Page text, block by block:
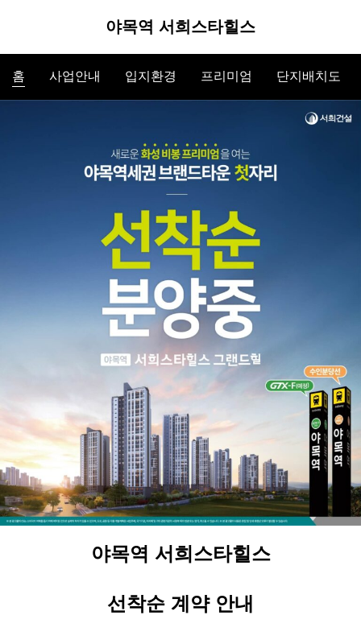
야목역 서희스타힐스
홈 사업안내 입지환경 프리미엄 단지배치도
야목역 서희스타힐스
선착순 계약 안내